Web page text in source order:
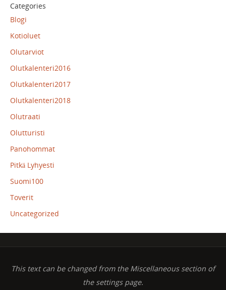
Categories
Blogi
Kotioluet
Olutarviot
Olutkalenteri2016
Olutkalenteri2017
Olutkalenteri2018
Olutraati
Olutturisti
Panohommat
Pitkä Lyhyesti
Suomi100
Toverit
Uncategorized
This text can be changed from the Miscellaneous section of
the settings page.